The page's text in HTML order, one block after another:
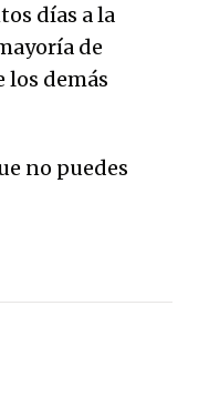
días a la
de
los demás
no puedes